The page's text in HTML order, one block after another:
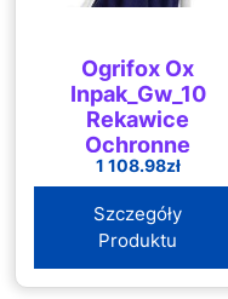
Ogrifox Ox
Inpak_Gw_10
Rekawice
Ochronne
Rekawice Robocze
Granatowo Białe
Rozmiar 10 72 Pary
1 108.98zł
Szczegóły
Produktu